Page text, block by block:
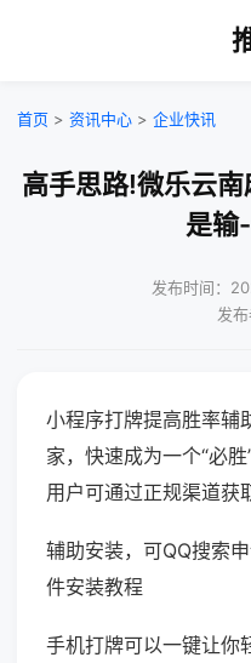
首页 > 资讯中心 > 企业快讯
高手思路!微乐云
是输
发布时间：
发
小程序打牌提高胜率辅
家，快速成为一个“必
用户可通过正规渠道获
辅助安装，可QQ搜索
件安装教程
手机打牌可以一键让你